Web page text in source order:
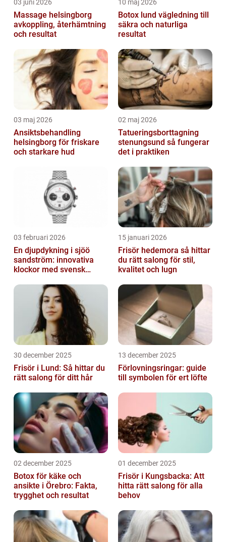
03 juni 2026
Massage helsingborg
avkoppling, återhämtning
och resultat
10 maj 2026
Botox lund vägledning till
säkra och naturliga
resultat
03 maj 2026
Ansiktsbehandling
helsingborg för friskare
och starkare hud
02 maj 2026
Tatueringsborttagning
stenungsund så fungerar
det i praktiken
03 februari 2026
En djupdykning i sjöö
sandström: innovativa
klockor med svensk
15 januari 2026
Frisör hedemora så hittar
du rätt salong för stil,
kvalitet och lugn
30 december 2025
Frisör i Lund: Så hittar du
rätt salong för ditt hår
13 december 2025
Förlovningsringar: guide
till symbolen för ert löfte
02 december 2025
Botox för käke och
ansikte i Örebro: Fakta,
trygghet och resultat
01 december 2025
Frisör i Kungsbacka: Att
hitta rätt salong för alla
behov